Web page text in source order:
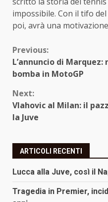
impossibile. Con il tifo
poi, avrà una
Continue
Reading
Previous:
L’annuncio di
bomba in MotoGP
Next:
Vlahovic al Milan: il
la Juve
ARTICOLI RECENTI
Lucca alla Juve, così il
Tragedia in Premier,